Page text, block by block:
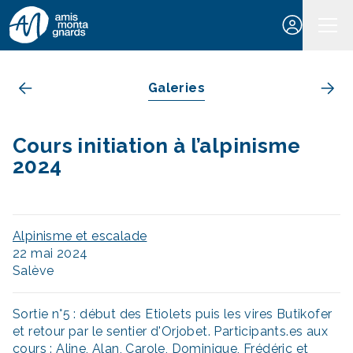
Aller au contenu
Galeries
Cours initiation à l’alpinisme
2024
Alpinisme et escalade
22 mai 2024
Salève
Sortie n°5 : début des Etiolets puis les vires Butikofer
et retour par le sentier d'Orjobet. Participants.es aux
cours : Aline, Alan, Carole, Dominique, Frédéric et